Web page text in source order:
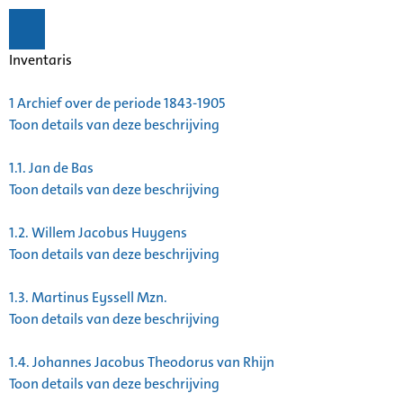
Inventaris
1Archief over de periode 1843-1905
Toon details van deze beschrijving
1.1.Jan de Bas
Toon details van deze beschrijving
1.2.Willem Jacobus Huygens
Toon details van deze beschrijving
1.3.Martinus Eyssell Mzn.
Toon details van deze beschrijving
1.4.Johannes Jacobus Theodorus van Rhijn
Toon details van deze beschrijving